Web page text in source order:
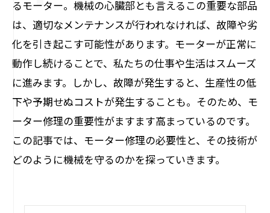
るモーター。機械の心臓部とも言えるこの重要な部品
は、適切なメンテナンスが行われなければ、故障や劣
化を引き起こす可能性があります。モーターが正常に
動作し続けることで、私たちの仕事や生活はスムーズ
に進みます。しかし、故障が発生すると、生産性の低
下や予期せぬコストが発生することも。そのため、モ
ーター修理の重要性がますます高まっているのです。
この記事では、モーター修理の必要性と、その技術が
どのように機械を守るのかを探っていきます。